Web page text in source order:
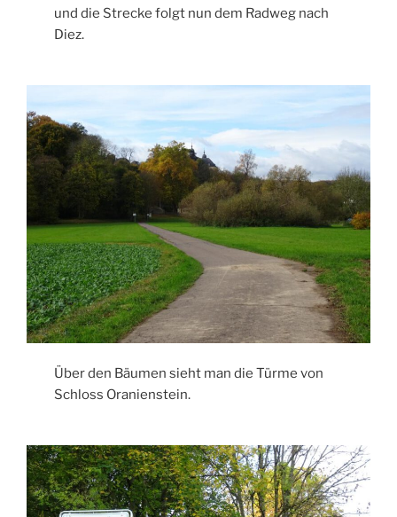
und die Strecke folgt nun dem Radweg nach
Diez.
Über den Bäumen sieht man die Türme von
Schloss Oranienstein.